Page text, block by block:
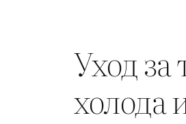
Уход
холода